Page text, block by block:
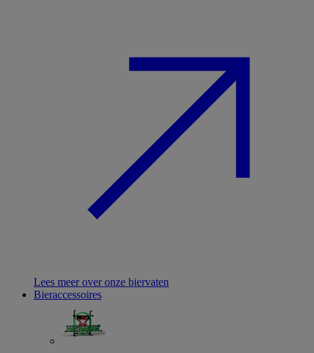
Lees meer over onze biervaten
Bieraccessoires